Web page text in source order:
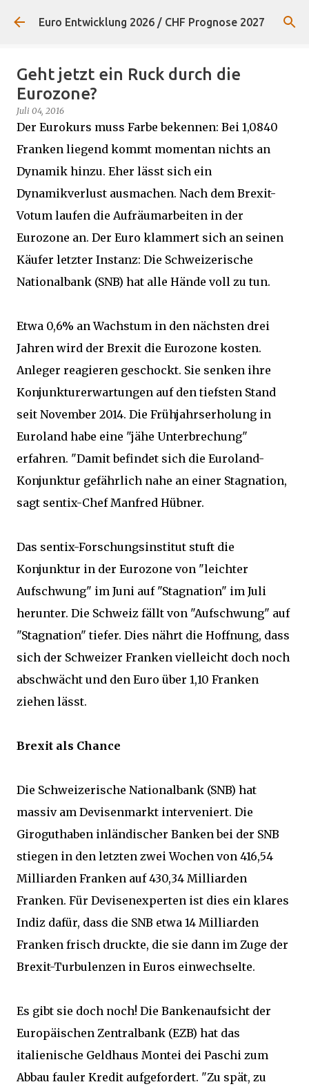
Direkt zum Hauptbereich
Euro Entwicklung 2026 / CHF Prognose 2027
Geht jetzt ein Ruck durch die
Eurozone?
Juli 04, 2016
Der Eurokurs muss Farbe bekennen: Bei 1,0840
Franken liegend kommt momentan nichts an
Dynamik hinzu. Eher lässt sich ein
Dynamikverlust ausmachen. Nach dem Brexit-
Votum laufen die Aufräumarbeiten in der
Eurozone an. Der Euro klammert sich an seinen
Käufer letzter Instanz: Die Schweizerische
Nationalbank (SNB) hat alle Hände voll zu tun.
Etwa 0,6% an Wachstum in den nächsten drei
Jahren wird der Brexit die Eurozone kosten.
Anleger reagieren geschockt. Sie senken ihre
Konjunkturerwartungen auf den tiefsten Stand
seit November 2014. Die Frühjahrserholung in
Euroland habe eine "jähe Unterbrechung"
erfahren. "Damit befindet sich die Euroland-
Konjunktur gefährlich nahe an einer Stagnation,
sagt sentix-Chef Manfred Hübner.
Das sentix-Forschungsinstitut stuft die
Konjunktur in der Eurozone von "leichter
Aufschwung" im Juni auf "Stagnation" im Juli
herunter. Die Schweiz fällt von "Aufschwung" auf
"Stagnation" tiefer. Dies nährt die Hoffnung, dass
sich der Schweizer Franken vielleicht doch noch
abschwächt und den Euro über 1,10 Franken
ziehen lässt.
Brexit als Chance
Die Schweizerische Nationalbank (SNB) hat
massiv am Devisenmarkt interveniert. Die
Giroguthaben inländischer Banken bei der SNB
stiegen in den letzten zwei Wochen von 416,54
Milliarden Franken auf 430,34 Milliarden
Franken. Für Devisenexperten ist dies ein klares
Indiz dafür, dass die SNB etwa 14 Milliarden
Franken frisch druckte, die sie dann im Zuge der
Brexit-Turbulenzen in Euros einwechselte.
Es gibt sie doch noch! Die Bankenaufsicht der
Europäischen Zentralbank (EZB) hat das
italienische Geldhaus Montei dei Paschi zum
Abbau fauler Kredit aufgefordert. "Zu spät, zu